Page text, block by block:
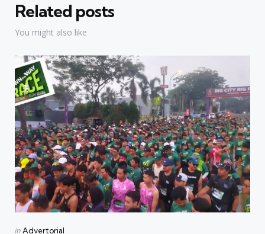
Related posts
You might also like
Categories
Posted
inAdvertorial